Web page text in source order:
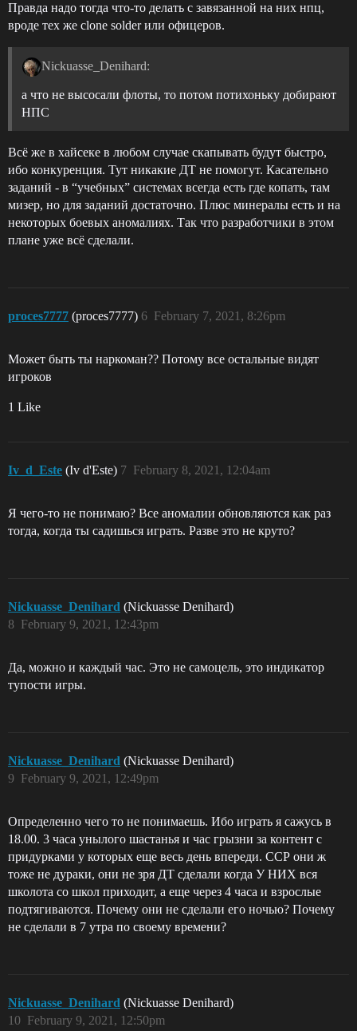
Правда надо тогда что-то делать с завязанной на них нпц,
вроде тех же clone solder или офицеров.
Nickuasse_Denihard:
а что не высосали флоты, то потом потихоньку добирают
НПС
Всё же в хайсеке в любом случае скапывать будут быстро,
ибо конкуренция. Тут никакие ДТ не помогут. Касательно
заданий - в “учебных” системах всегда есть где копать, там
мизер, но для заданий достаточно. Плюс минералы есть и на
некоторых боевых аномалиях. Так что разработчики в этом
плане уже всё сделали.
proces7777 (proces7777) February 7, 2021, 8:26pm
6
Может быть ты наркоман?? Потому все остальные видят
игроков
1 Like
Iv_d_Este (Iv d'Este) February 8, 2021, 12:04am
7
Я чего-то не понимаю? Все аномалии обновляются как раз
тогда, когда ты садишься играть. Разве это не круто?
Nickuasse_Denihard (Nickuasse Denihard)
February 9, 2021, 12:43pm
8
Да, можно и каждый час. Это не самоцель, это индикатор
тупости игры.
Nickuasse_Denihard (Nickuasse Denihard)
February 9, 2021, 12:49pm
9
Определенно чего то не понимаешь. Ибо играть я сажусь в
18.00. 3 часа унылого шастанья и час грызни за контент с
придурками у которых еще весь день впереди. ССР они ж
тоже не дураки, они не зря ДТ сделали когда У НИХ вся
школота со школ приходит, а еще через 4 часа и взрослые
подтягиваются. Почему они не сделали его ночью? Почему
не сделали в 7 утра по своему времени?
Nickuasse_Denihard (Nickuasse Denihard)
February 9, 2021, 12:50pm
10